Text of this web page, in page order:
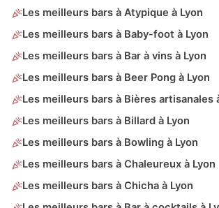
Les meilleurs bars à Atypique à Lyon
Les meilleurs bars à Baby-foot à Lyon
Les meilleurs bars à Bar à vins à Lyon
Les meilleurs bars à Beer Pong à Lyon
Les meilleurs bars à Bières artisanales
Les meilleurs bars à Billard à Lyon
Les meilleurs bars à Bowling à Lyon
Les meilleurs bars à Chaleureux à Lyon
Les meilleurs bars à Chicha à Lyon